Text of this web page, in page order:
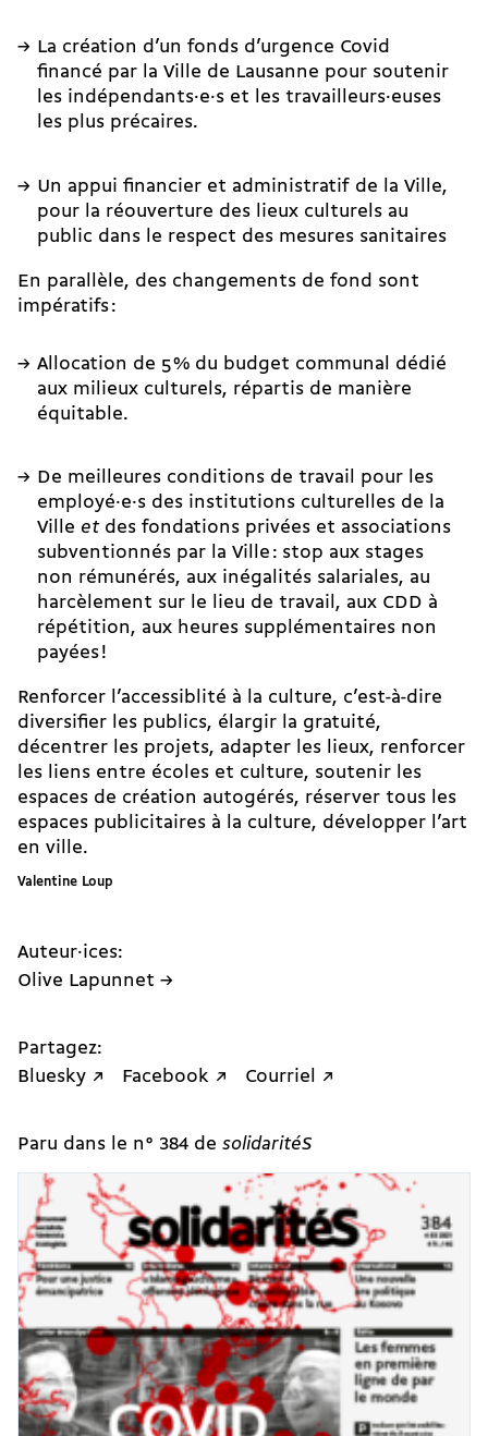
La création d’un fonds d’urgence Covid
financé par la Ville de Lausanne pour soutenir
les indépendants·e·s et les travailleurs·euses
les plus précaires.
Un appui financier et administratif de la Ville,
pour la réouverture des lieux culturels au
public dans le respect des mesures sanitaires
En parallèle, des changements de fond sont
impératifs :
Allocation de 5 % du budget communal dédié
aux milieux culturels, répartis de manière
équitable.
De meilleures conditions de travail pour les
employé·e·s des institutions culturelles de la
Ville etdes fondations privées et associations
subventionnés par la Ville : stop aux stages
non rémunérés, aux inégalités salariales, au
harcèlement sur le lieu de travail, aux CDD à
répétition, aux heures supplémentaires non
payées !
Renforcer l’accessiblité à la culture, c’est-à-dire
diversifier les publics, élargir la gratuité,
décentrer les projets, adapter les lieux, renforcer
les liens entre écoles et culture, soutenir les
espaces de création autogérés, réserver tous les
espaces publicitaires à la culture, développer l’art
en ville.
Valentine Loup
Auteur·ices:
Olive Lapunnet →
Partagez:
Bluesky ↗
Facebook ↗ Courriel ↗
Paru dans le n° 384 de solidaritéS